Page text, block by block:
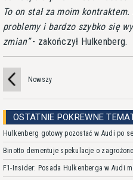
To on stał za moim
problemy i bardzo szybko się
zmian - zakończył Hulkenberg.
Nowszy
OSTATNIE POKREWNE
Hulkenberg gotowy pozostać w Audi po
Binotto dementuje spekulacje o
F1-Insider: Posada Hulkenberga w Audi